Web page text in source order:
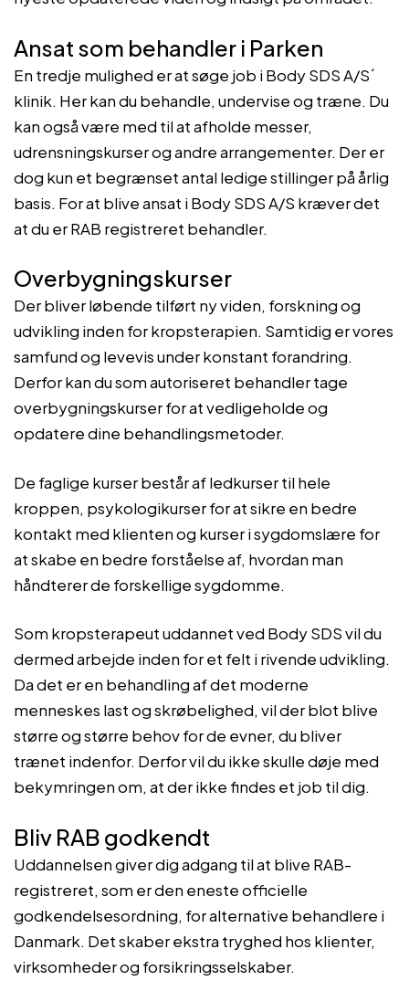
Ansat som behandler i Parken
En tredje mulighed er at søge job i Body SDS A/S´
klinik. Her kan du behandle, undervise og træne. Du
kan også være med til at afholde messer,
udrensningskurser og andre arrangementer. Der er
dog kun et begrænset antal ledige stillinger på årlig
basis. For at blive ansat i Body SDS A/S kræver det
at du er RAB registreret behandler.
Overbygningskurser
Der bliver løbende tilført ny viden, forskning og
udvikling inden for kropsterapien. Samtidig er vores
samfund og levevis under konstant forandring.
Derfor kan du som autoriseret behandler tage
overbygningskurser for at vedligeholde og
opdatere dine behandlingsmetoder.
De faglige kurser består af ledkurser til hele
kroppen, psykologikurser for at sikre en bedre
kontakt med klienten og kurser i sygdomslære for
at skabe en bedre forståelse af, hvordan man
håndterer de forskellige sygdomme.
Som kropsterapeut uddannet ved Body SDS vil du
dermed arbejde inden for et felt i rivende udvikling.
Da det er en behandling af det moderne
menneskes last og skrøbelighed, vil der blot blive
større og større behov for de evner, du bliver
trænet indenfor. Derfor vil du ikke skulle døje med
bekymringen om, at der ikke findes et job til dig.
Bliv RAB godkendt
Uddannelsen giver dig adgang til at blive RAB-
registreret, som er den eneste officielle
godkendelsesordning, for alternative behandlere i
Danmark. Det skaber ekstra tryghed hos klienter,
virksomheder og forsikringsselskaber.